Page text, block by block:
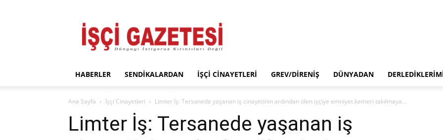
Gazetesi
HABERLER SENDIKALARDAN İŞÇI CINAYETLERI GREV/DIRENIŞ DÜNYADAN
Ana Sayfa İşçi Cinayetleri Limter İş: Tersanede yaşanan iş cinayetinin ardından ölen işçiye emniyet kemeri takılmaya...
Limter İş: Tersanede yaşanan iş